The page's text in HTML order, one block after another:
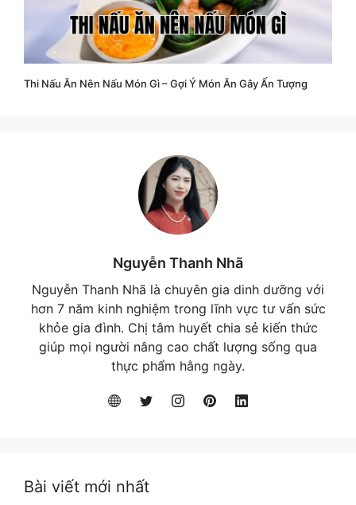
Thi Nấu Ăn Nên Nấu Món Gì – Gợi Ý Món Ăn Gây Ấn Tượng
Nguyễn Thanh Nhã
Nguyễn Thanh Nhã là chuyên gia dinh dưỡng với
hơn 7 năm kinh nghiệm trong lĩnh vực tư vấn sức
khỏe gia đình. Chị tâm huyết chia sẻ kiến thức
giúp mọi người nâng cao chất lượng sống qua
thực phẩm hằng ngày.
Bài viết mới nhất